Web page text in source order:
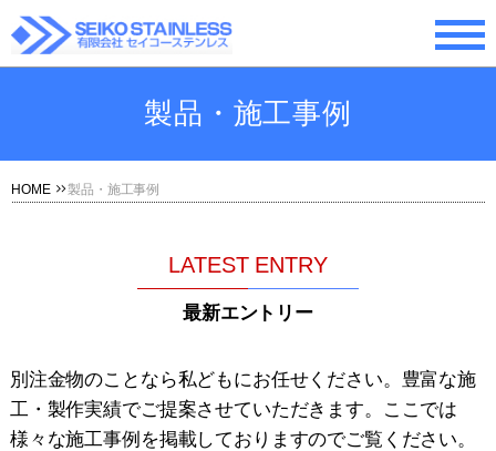
製品・施工事例
HOME 製品・施工事例
LATEST ENTRY
最新エントリー
別注金物のことなら私どもにお任せください。豊富な施
工・製作実績でご提案させていただきます。ここでは
様々な施工事例を掲載しておりますのでご覧ください。